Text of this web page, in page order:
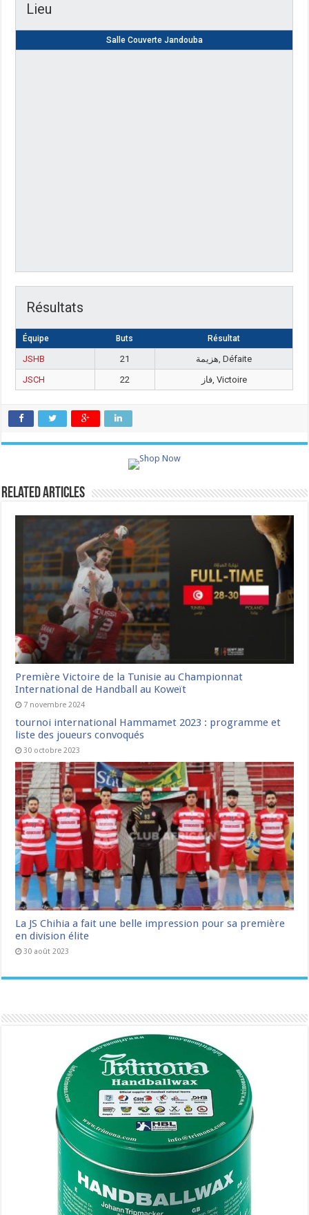
Lieu
Salle Couverte Jandouba
Résultats
Équipe Buts Résultat
JSHB 21
هزيمة, Défaite
JSCH
22 فاز, Victoire
Related Articles
Première Victoire de la Tunisie au Championnat
International de Handball au Koweït
7 novembre 2024
tournoi international Hammamet 2023 : programme et
liste des joueurs convoqués
30 octobre 2023
La JS Chihia a fait une belle impression pour sa première
en division élite
30 août 2023